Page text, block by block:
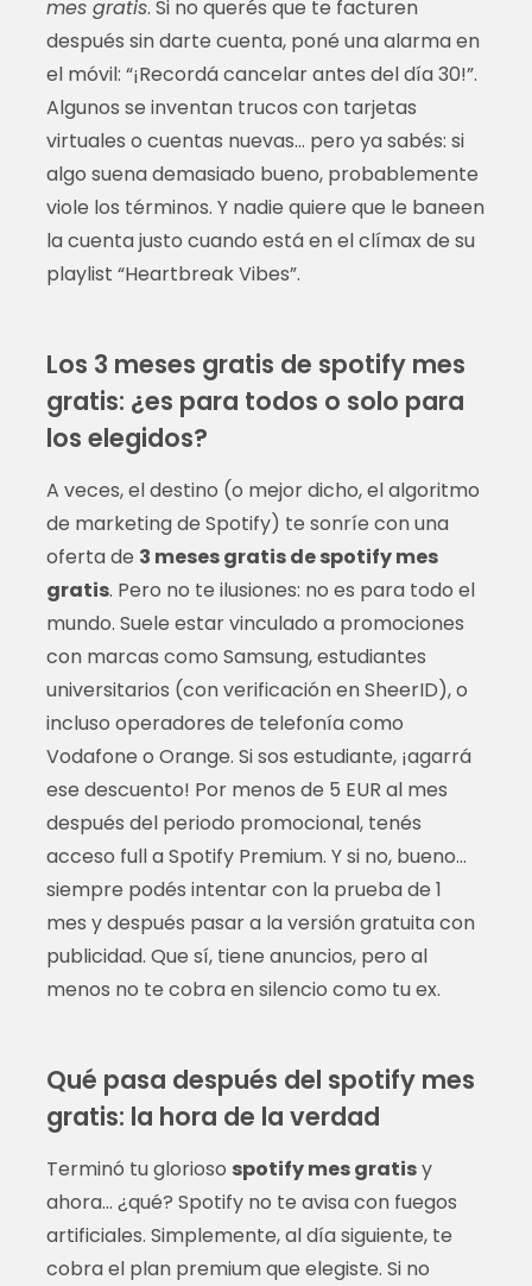
mes gratis. Si no querés que te facturen
después sin darte cuenta, poné una alarma en
el móvil: “¡Recordá cancelar antes del día 30!”.
Algunos se inventan trucos con tarjetas
virtuales o cuentas nuevas… pero ya sabés: si
algo suena demasiado bueno, probablemente
viole los términos. Y nadie quiere que le baneen
la cuenta justo cuando está en el clímax de su
playlist “Heartbreak Vibes”.
Los 3 meses gratis de spotify mes
gratis: ¿es para todos o solo para
los elegidos?
A veces, el destino (o mejor dicho, el algoritmo
de marketing de Spotify) te sonríe con una
oferta de 3 meses gratis de spotify mes
gratis. Pero no te ilusiones: no es para todo el
mundo. Suele estar vinculado a promociones
con marcas como Samsung, estudiantes
universitarios (con verificación en SheerID), o
incluso operadores de telefonía como
Vodafone o Orange. Si sos estudiante, ¡agarrá
ese descuento! Por menos de 5 EUR al mes
después del periodo promocional, tenés
acceso full a Spotify Premium. Y si no, bueno…
siempre podés intentar con la prueba de 1
mes y después pasar a la versión gratuita con
publicidad. Que sí, tiene anuncios, pero al
menos no te cobra en silencio como tu ex.
Qué pasa después del spotify mes
gratis: la hora de la verdad
Terminó tu glorioso spotify mes gratisy
ahora… ¿qué? Spotify no te avisa con fuegos
artificiales. Simplemente, al día siguiente, te
cobra el plan premium que elegiste. Si no